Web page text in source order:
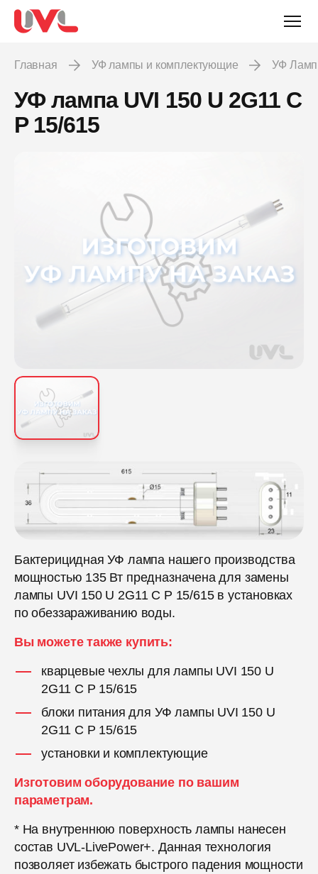
Главная УФ лампы и комплектующие УФ
УФ лампа UVI 150 U 2G11 C
P 15/615
Бактерицидная УФ лампа нашего производства
мощностью 135 Вт предназначена для замены
лампы UVI 150 U 2G11 C P 15/615 в установках
по обеззараживанию воды.
Вы можете также купить:
кварцевые чехлы для лампы UVI 150 U
2G11 C P 15/615
блоки питания для УФ лампы UVI 150 U
2G11 C P 15/615
установки и комплектующие
Изготовим оборудование по вашим
параметрам.
* На внутреннюю поверхность лампы нанесен
состав UVL-LivePower+. Данная технология
позволяет избежать быстрого падения мощности